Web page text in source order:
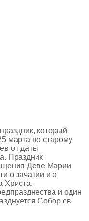
который
марта по старому
от даты
Праздник
Деве Марии
о зачатии и о
Христа.
и один
Собор св.